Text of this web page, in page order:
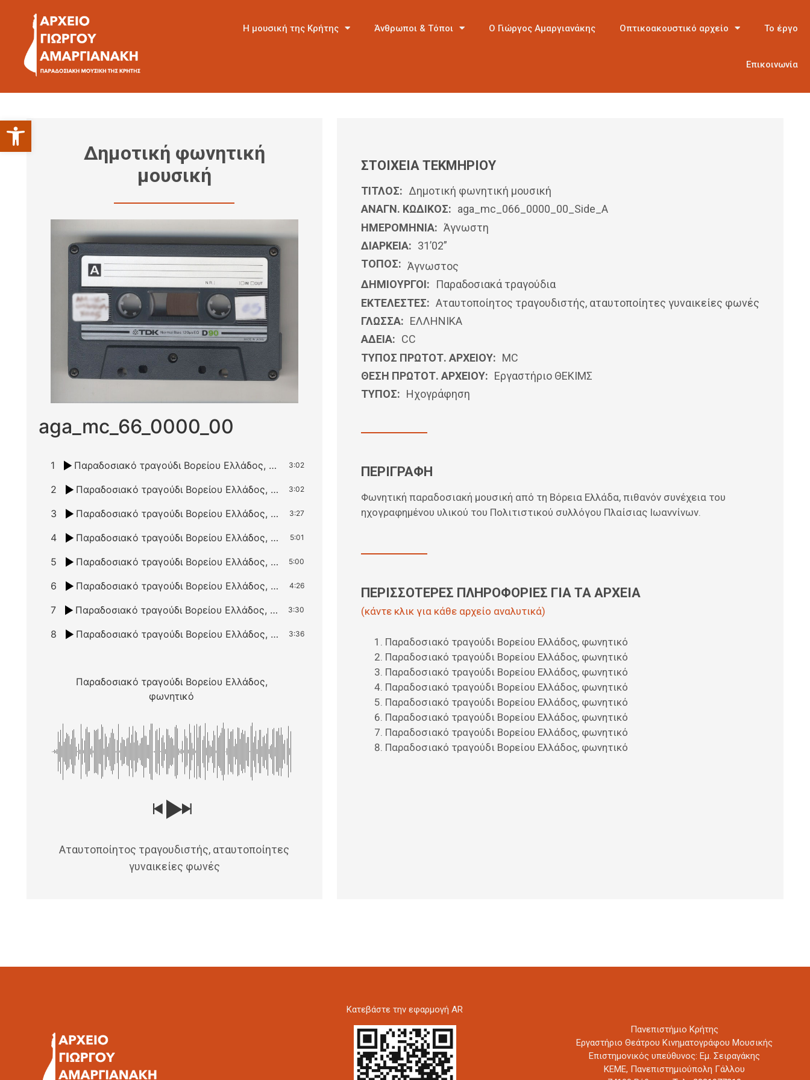
Ανοίξτε τη γραμμή εργαλείων
Η μουσική της Κρήτης Άνθρωποι & Τόποι Ο Γιώργος Αμαργιανάκης Οπτικοακουστικό αρχείο Το έργο
Επικοινωνία
Δημοτική φωνητική
μουσική
aga_mc_66_0000_00
1 Παραδοσιακό τραγούδι Βορείου Ελλάδος, φωνητικό 3:02
2 Παραδοσιακό τραγούδι Βορείου Ελλάδος, φωνητικό 3:02
3 Παραδοσιακό τραγούδι Βορείου Ελλάδος, φωνητικό 3:27
4 Παραδοσιακό τραγούδι Βορείου Ελλάδος, φωνητικό 5:01
5 Παραδοσιακό τραγούδι Βορείου Ελλάδος, φωνητικό 5:00
6 Παραδοσιακό τραγούδι Βορείου Ελλάδος, φωνητικό 4:26
7 Παραδοσιακό τραγούδι Βορείου Ελλάδος, φωνητικό 3:30
8 Παραδοσιακό τραγούδι Βορείου Ελλάδος, φωνητικό 3:36
Παραδοσιακό τραγούδι Βορείου Ελλάδος,
φωνητικό
Αταυτοποίητος τραγουδιστής, αταυτοποίητες
γυναικείες φωνές
ΣΤΟΙΧΕΙΑ ΤΕΚΜΗΡΙΟΥ
ΤΙΤΛΟΣ: Δημοτική φωνητική μουσική
ΑΝΑΓΝ. ΚΩΔΙΚΟΣ: aga_mc_066_0000_00_Side_A
ΗΜΕΡΟΜΗΝΊΑ: Άγνωστη
ΔΙΑΡΚΕΙΑ: 31’02”
ΤΟΠΟΣ: Άγνωστος
ΔΗΜΙΟΥΡΓΟΙ:
Παραδοσιακά τραγούδια
ΕΚΤΕΛΕΣΤΕΣ: Αταυτοποίητος τραγουδιστής, αταυτοποίητες γυναικείες φωνές
ΓΛΩΣΣΑ: ΕΛΛΗΝΙΚΆ
ΑΔΕΙΑ: CC
ΤΥΠΟΣ ΠΡΩΤΟΤ. ΑΡΧΕΙΟΥ: MC
ΘΕΣΗ ΠΡΩΤΟΤ. ΑΡΧΕΙΟΥ: Εργαστήριο ΘΕΚΙΜΣ
ΤΥΠΟΣ: Ηχογράφηση
ΠΕΡΙΓΡΑΦΗ
Φωνητική παραδοσιακή μουσική από τη Βόρεια Ελλάδα, πιθανόν συνέχεια του
ηχογραφημένου υλικού του Πολιτιστικού συλλόγου Πλαίσιας Ιωαννίνων.
ΠΕΡΙΣΣΟΤΕΡΕΣ ΠΛΗΡΟΦΟΡΙΕΣ ΓΙΑ ΤΑ ΑΡΧΕΙΑ
(κάντε κλικ για κάθε αρχείο αναλυτικά)
Παραδοσιακό τραγούδι Βορείου Ελλάδος, φωνητικό
Παραδοσιακό τραγούδι Βορείου Ελλάδος, φωνητικό
Παραδοσιακό τραγούδι Βορείου Ελλάδος, φωνητικό
Παραδοσιακό τραγούδι Βορείου Ελλάδος, φωνητικό
Παραδοσιακό τραγούδι Βορείου Ελλάδος, φωνητικό
Παραδοσιακό τραγούδι Βορείου Ελλάδος, φωνητικό
Παραδοσιακό τραγούδι Βορείου Ελλάδος, φωνητικό
Παραδοσιακό τραγούδι Βορείου Ελλάδος, φωνητικό
Kατεβάστε την εφαρμογή AR
Πανεπιστήμιο Κρήτης
Εργαστήριο Θεάτρου Κινηματογράφου Μουσικής
Επιστημονικός υπεύθυνος: Εμ. Σειραγάκης
ΚΕΜΕ, Πανεπιστημιούπολη Γάλλου